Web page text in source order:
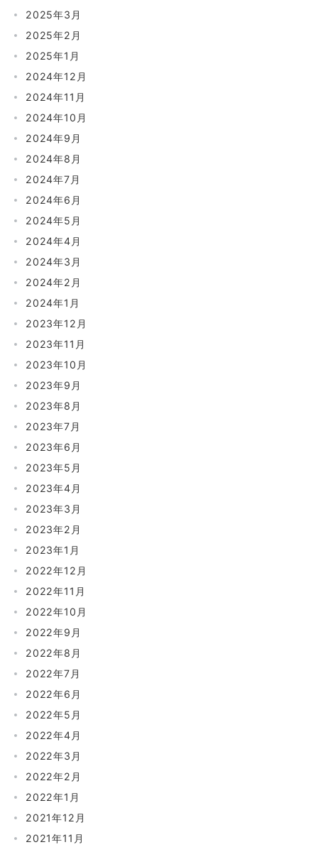
2025年3月
2025年2月
2025年1月
2024年12月
2024年11月
2024年10月
2024年9月
2024年8月
2024年7月
2024年6月
2024年5月
2024年4月
2024年3月
2024年2月
2024年1月
2023年12月
2023年11月
2023年10月
2023年9月
2023年8月
2023年7月
2023年6月
2023年5月
2023年4月
2023年3月
2023年2月
2023年1月
2022年12月
2022年11月
2022年10月
2022年9月
2022年8月
2022年7月
2022年6月
2022年5月
2022年4月
2022年3月
2022年2月
2022年1月
2021年12月
2021年11月